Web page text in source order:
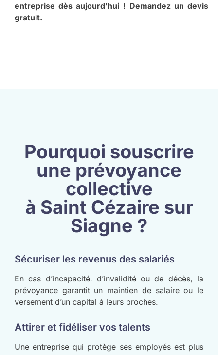
entreprise dès aujourd’hui ! Demandez un devis
gratuit.
Pourquoi souscrire
une prévoyance
collective
à Saint Cézaire sur
Siagne ?
Sécuriser les revenus des salariés
En cas d’incapacité, d’invalidité ou de décès, la
prévoyance garantit un maintien de salaire ou le
versement d’un capital à leurs proches.
Attirer et fidéliser vos talents
Une entreprise qui protège ses employés est plus